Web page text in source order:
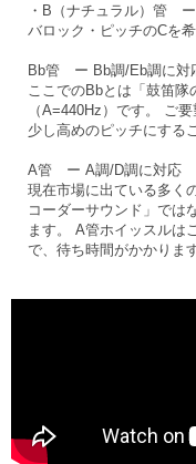
・B（ナチュラル）管
バロック・ピッチのCを
Bb管 ー Bb調/Eb調に対
ここでのBbとは「鼓笛
（A=440Hz）です。 ご
少し高めのピッチにする
A管 ー A調/D調に対応
現在市場に出ている多く
コーダーサウンド」では
ます。 A管ホイッスルは
で、待ち時間がかかります